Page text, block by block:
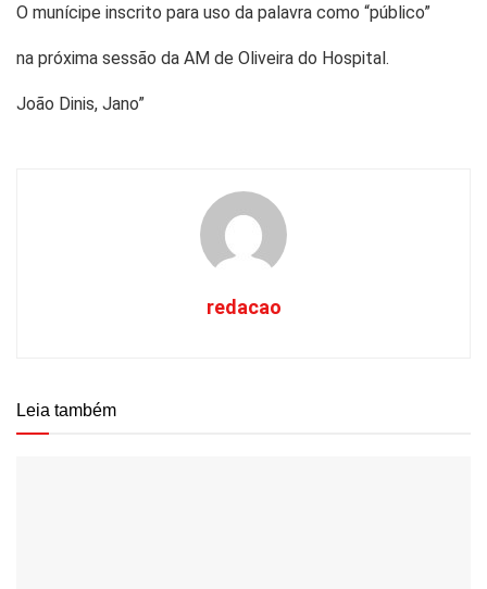
O munícipe inscrito para uso da palavra como “público”
na próxima sessão da AM de Oliveira do Hospital.
João Dinis, Jano”
redacao
Leia também